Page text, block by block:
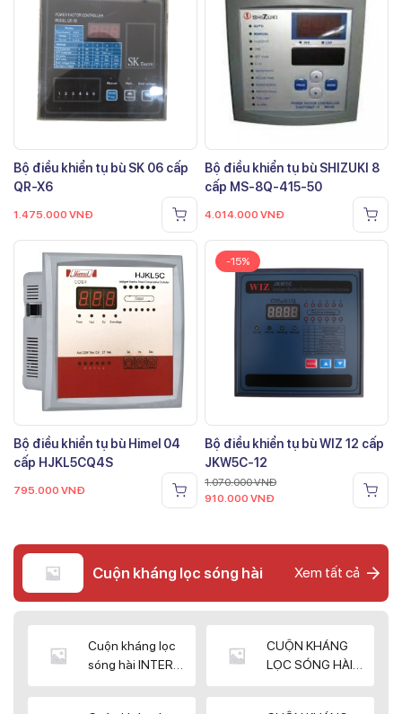
Bộ điều khiển tụ bù SK 06 cấp
QR-X6
1.475.000 VNĐ
Bộ điều khiển tụ bù SHIZUKI 8
cấp MS-8Q-415-50
4.014.000 VNĐ
Bộ điều khiển tụ bù Himel 04
cấp HJKL5CQ4S
795.000 VNĐ
-15%
Bộ điều khiển tụ bù WIZ 12 cấp
JKW5C-12
1.070.000VNĐ
910.000 VNĐ
Cuộn kháng lọc sóng hài Xem tất cả
Cuộn kháng lọc
sóng hài INTER
CUỘN KHÁNG
LỌC SÓNG HÀI